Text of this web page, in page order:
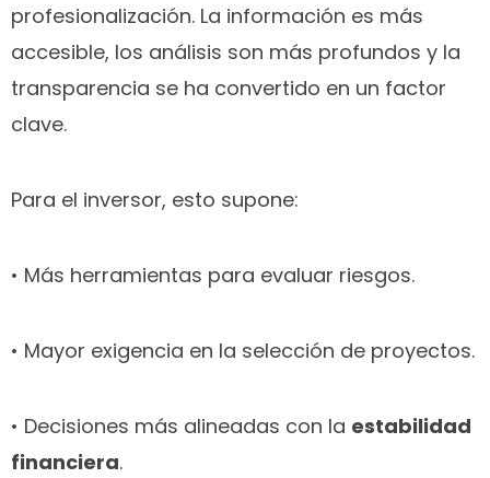
profesionalización. La información es más
accesible, los análisis son más profundos y la
transparencia se ha convertido en un factor
clave.
Para el inversor, esto supone:
• Más herramientas para evaluar riesgos.
• Mayor exigencia en la selección de proyectos.
• Decisiones más alineadas con la estabilidad
financiera.